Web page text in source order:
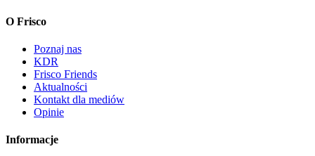
O Frisco
Poznaj nas
KDR
Frisco Friends
Aktualności
Kontakt dla mediów
Opinie
Informacje